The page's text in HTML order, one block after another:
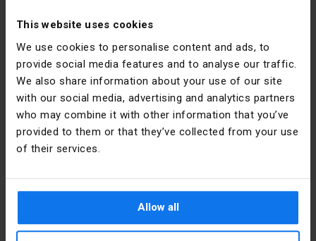
This website uses cookies
We use cookies to personalise content and ads, to
provide social media features and to analyse our traffic.
We also share information about your use of our site
with our social media, advertising and analytics partners
who may combine it with other information that you’ve
provided to them or that they’ve collected from your use
of their services.
Allow all
PKWIU 27.33.13.0
Weitere technische Daten
Geeignet für
Hersteller-Details
Hersteller SIMET S.A.
Adresse
58-506
Jelenia
II 33 Polska
E-Mail sprzedaz@simet.com.pl